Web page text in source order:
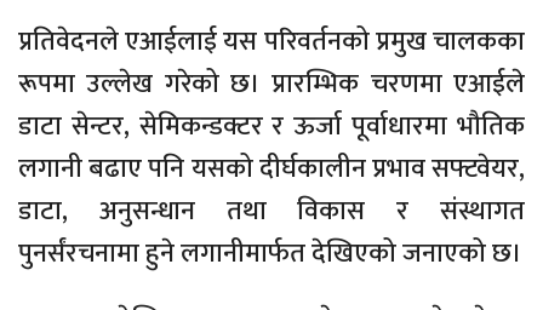
प्रतिवेदनले एआईलाई यस परिवर्तनको प्रमुख चालकका
रूपमा उल्लेख गरेको छ। प्रारम्भिक चरणमा एआईले
डाटा सेन्टर, सेमिकन्डक्टर र ऊर्जा पूर्वाधारमा भौतिक
लगानी बढाए पनि यसको दीर्घकालीन प्रभाव सफ्टवेयर,
डाटा, अनुसन्धान तथा विकास र संस्थागत
पुनर्संरचनामा हुने लगानीमार्फत देखिएको जनाएको छ।